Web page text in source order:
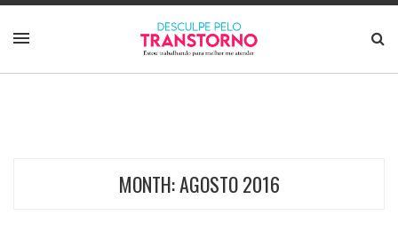
MONTH:AGOSTO 2016